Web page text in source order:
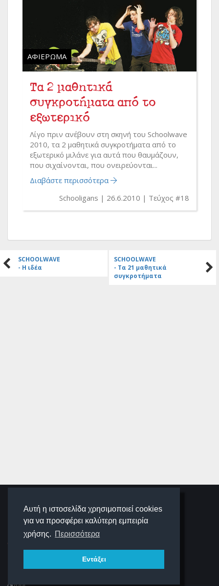
Αυτή η ιστοσελίδα χρησιμοποιεί cookies
για να προσφέρει καλύτερη εμπειρία
χρήσης. Περισσότερα
Εντάξει
ΑΦΙΈΡΩΜΑ
Τα 2 μαθητικά
συγκροτήματα από το
εξωτερικό
Λίγο πριν ανέβουν στη σκηνή του Schoolwave
2010, τα 2 μαθητικά συγκροτήματα από το
εξωτερικό μιλάνε για αυτά που θαυμάζουν,
που σιχαίνονται, που ονειρεύονται...
Διαβάστε περισσότερα
Schooligans
26.6.2010 Τεύχος #18
SCHOOLWAVE
- Η ιδέα
SCHOOLWAVE
- Τα 21 μαθητικά
συγκροτήματα
SCHOOLIGANS
SCHOOLWAVE
ΠΛΟΉΓΗΣΗ
About